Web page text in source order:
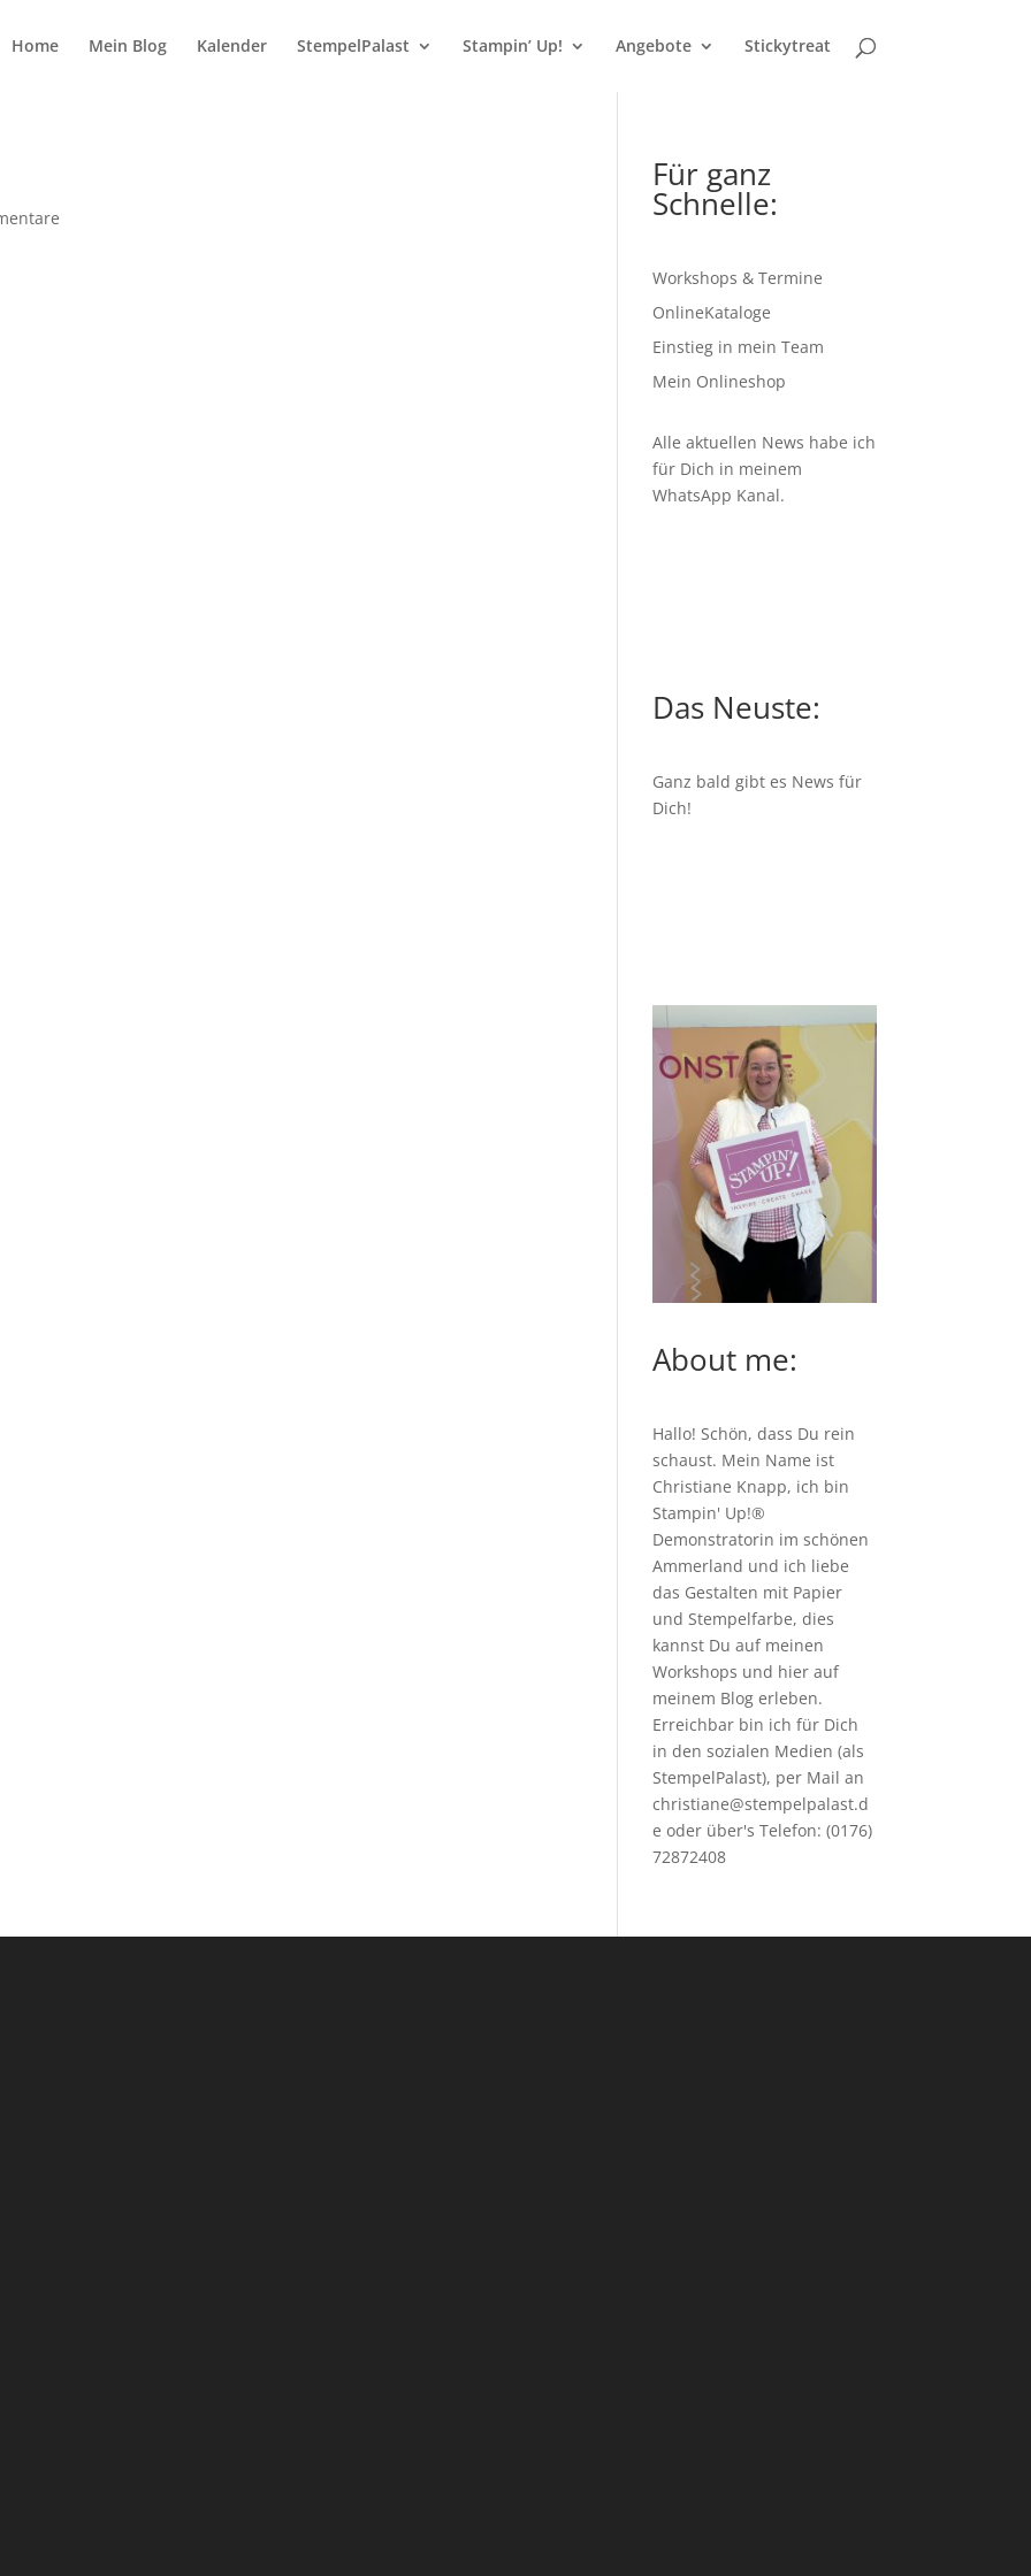
Home Mein Blog Kalender StempelPalast Stampin’ Up! Angebote Stickytreat
Für ganz
Schnelle:
Workshops & Termine
OnlineKataloge
Einstieg in mein Team
Mein Onlineshop
Alle aktuellen News habe ich
für Dich in meinem
WhatsApp Kanal.
Das Neuste:
Ganz bald gibt es News für
Dich!
About me:
Hallo! Schön, dass Du rein
schaust. Mein Name ist
Christiane Knapp, ich bin
Stampin' Up!®
Demonstratorin im schönen
Ammerland und ich liebe
das Gestalten mit Papier
und Stempelfarbe, dies
kannst Du auf meinen
Workshops und hier auf
meinem Blog erleben.
Erreichbar bin ich für Dich
in den sozialen Medien (als
StempelPalast), per Mail an
christiane@stempelpalast.d
e oder über's Telefon: (0176)
72872408